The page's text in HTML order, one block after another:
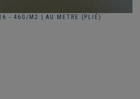
- 46G/M2 | AU METRE (PLIÉ)